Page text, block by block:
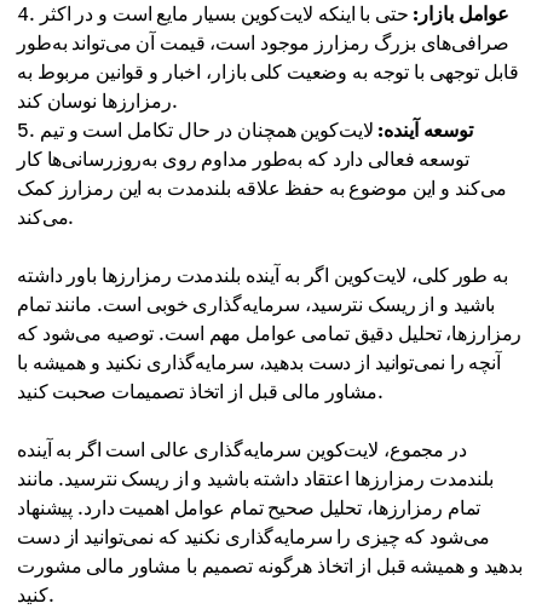
عوامل بازار: حتی با اینکه لایت‌کوین بسیار مایع است و در اکثر
صرافی‌های بزرگ رمزارز موجود است، قیمت آن می‌تواند به‌طور
قابل توجهی با توجه به وضعیت کلی بازار، اخبار و قوانین مربوط به
رمزارزها نوسان کند.
توسعه آینده: لایت‌کوین همچنان در حال تکامل است و تیم
توسعه فعالی دارد که به‌طور مداوم روی به‌روزرسانی‌ها کار
می‌کند و این موضوع به حفظ علاقه بلندمدت به این رمزارز کمک
می‌کند.
به طور کلی، لایت‌کوین اگر به آینده بلندمدت رمزارزها باور داشته
باشید و از ریسک نترسید، سرمایه‌گذاری خوبی است. مانند تمام
رمزارزها، تحلیل دقیق تمامی عوامل مهم است. توصیه می‌شود که
آنچه را نمی‌توانید از دست بدهید، سرمایه‌گذاری نکنید و همیشه با
مشاور مالی قبل از اتخاذ تصمیمات صحبت کنید.
در مجموع، لایت‌کوین سرمایه‌گذاری عالی است اگر به آینده
بلندمدت رمزارزها اعتقاد داشته باشید و از ریسک نترسید. مانند
تمام رمزارزها، تحلیل صحیح تمام عوامل اهمیت دارد. پیشنهاد
می‌شود که چیزی را سرمایه‌گذاری نکنید که نمی‌توانید از دست
بدهید و همیشه قبل از اتخاذ هرگونه تصمیم با مشاور مالی مشورت
کنید.